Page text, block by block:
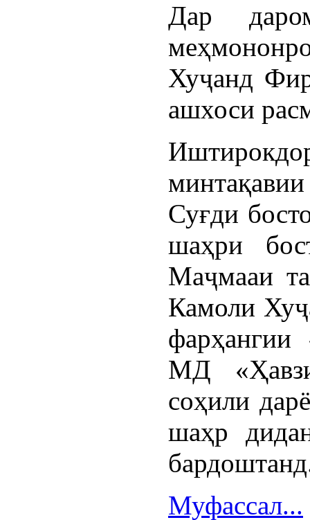
Дар
Хуҷанд
ашхоси
Суғди
шаҳри
Маҷмааи
Камоли
фарҳангии
МД
соҳили
шаҳр
Муфассал...